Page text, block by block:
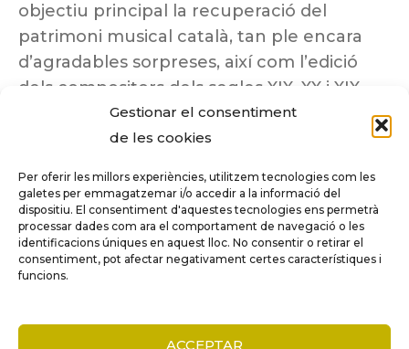
Gestionar el consentiment
de les cookies
Per oferir les millors experiències, utilitzem tecnologies com les
galetes per emmagatzemar i/o accedir a la informació del
dispositiu. El consentiment d'aquestes tecnologies ens permetrà
processar dades com ara el comportament de navegació o les
identificacions úniques en aquest lloc. No consentir o retirar el
consentiment, pot afectar negativament certes característiques i
funcions.
ACCEPTAR
objectiu principal la recuperació del
patrimoni musical català, tan ple encara
d’agradables sorpreses, així com l’edició
dels compositors dels segles XIX, XX i XIX
insuficientment coneguts.
Tots els drets reservats a ©Columna
Música.
COMPARE (0)